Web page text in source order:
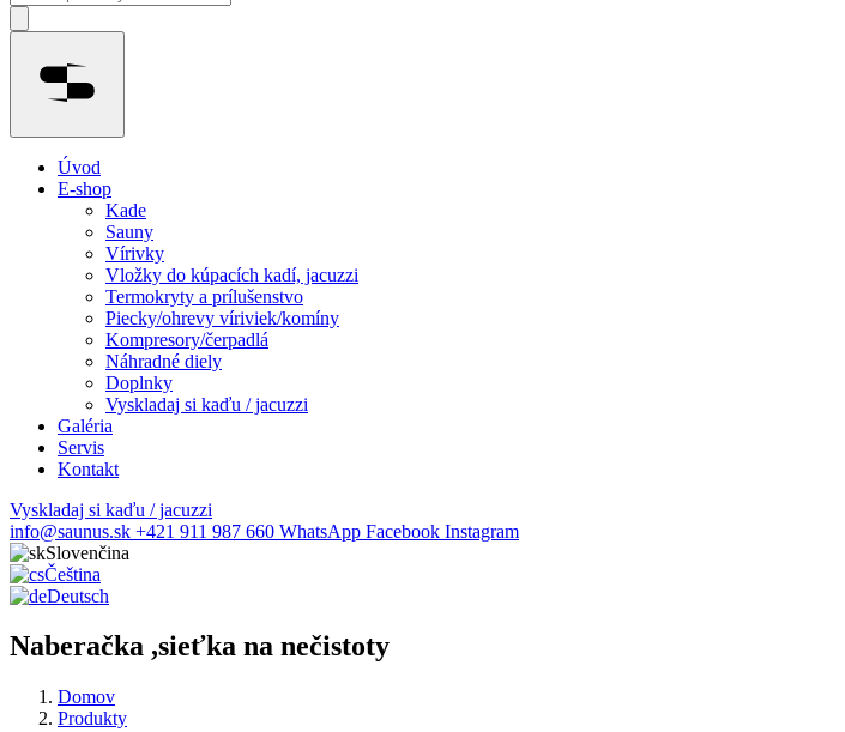
produktov
Úvod
E-shop
Kade
Sauny
Vírivky
Vložky do kúpacích kadí, jacuzzi
Termokryty a prílušenstvo
Piecky/ohrevy víriviek/komíny
Kompresory/čerpadlá
Náhradné diely
Doplnky
Vyskladaj si kaďu / jacuzzi
Galéria
Servis
Kontakt
Vyskladaj si kaďu / jacuzzi
info@saunus.sk +421 911 987 660 WhatsApp Facebook Instagram
Slovenčina
Čeština
Deutsch
Naberačka ,sieťka na nečistoty
Domov
Produkty